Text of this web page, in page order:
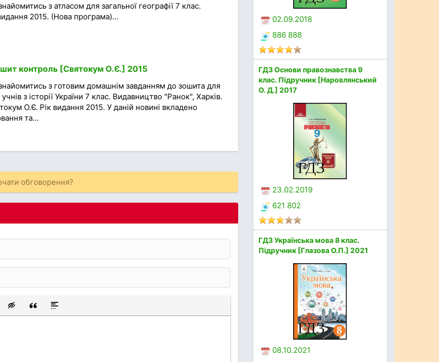
з атласом для загальної географії 7 клас.
2015. (Нова програма)...
контроль [Святокум О.Є.] 2015
з готовим домашнім завданням до зошита для
з історії України 7 клас. Видавництво "Ранок", Харків.
О.Є. Рік видання 2015. У даній новині вкладено
та...
обговорення?
Insert hidden text
Insert QuoteInsert spoiler
02.09.2018
886 888
ГДЗ Основи правознавства 9
клас. Підручник [Наровлянський
О. Д.] 2017
23.02.2019
621 802
ГДЗ Українська мова 8 клас.
Підручник [Глазова О.П.] 2021
08.10.2021